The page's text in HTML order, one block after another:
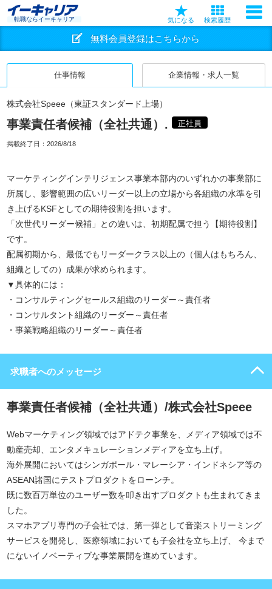
転職ならイーキャリア 気になる 検索履歴
無料会員登録はこちらから
仕事情報 企業情報・求人一覧
株式会社Speee（東証スタンダード上場）
事業責任者候補（全社共通）. 正社員
掲載終了日： 2026/8/18
マーケティングインテリジェンス事業本部内のいずれかの事業部に
所属し、影響範囲の広いリーダー以上の立場から各組織の水準を引
き上げるKSFとしての期待役割を担います。
「次世代リーダー候補」との違いは、初期配属で担う【期待役割】
です。
配属初期から、最低でもリーダークラス以上の（個人はもちろん、
組織としての）成果が求められます。
▼具体的には：
・コンサルティングセールス組織のリーダー～責任者
・コンサルタント組織のリーダー～責任者
・事業戦略組織のリーダー～責任者
求職者へのメッセージ
事業責任者候補（全社共通）/株式会社Speee
Webマーケティング領域ではアドテク事業を、メディア領域では不
動産売却、エンタメキュレーションメディアを立ち上げ。
海外展開においてはシンガポール・マレーシア・インドネシア等の
ASEAN諸国にテストプロダクトをローンチ。
既に数百万単位のユーザー数を叩き出すプロダクトも生まれてきま
した。
スマホアプリ専門の子会社では、第一弾として音楽ストリーミング
サービスを開発し、医療領域においても子会社を立ち上げ、 今まで
にないイノベーティブな事業展開を進めています。